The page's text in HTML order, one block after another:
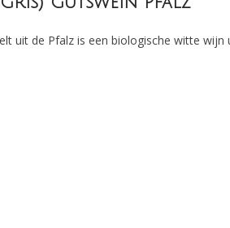
uit de Pfalz is een biologische witte wijn